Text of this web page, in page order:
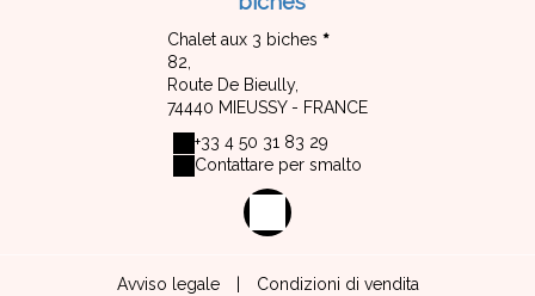
Chalet aux 3 biches
82,
Route De Bieully,
74440 MIEUSSY - FRANCE
+33 4 50 31 83 29
Contattare per smalto
Avviso legale Condizioni di vendita